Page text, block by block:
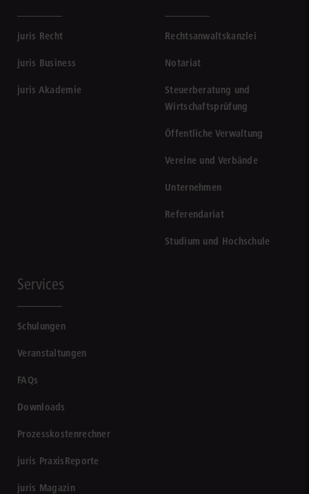
juris Recht
juris Business
juris Akademie
Rechtsanwaltskanzlei
Notariat
Steuerberatung und
Wirtschaftsprüfung
Öffentliche Verwaltung
Vereine und Verbände
Unternehmen
Referendariat
Studium und Hochschule
Services
Schulungen
Veranstaltungen
FAQs
Downloads
Prozesskostenrechner
juris PraxisReporte
juris Magazin